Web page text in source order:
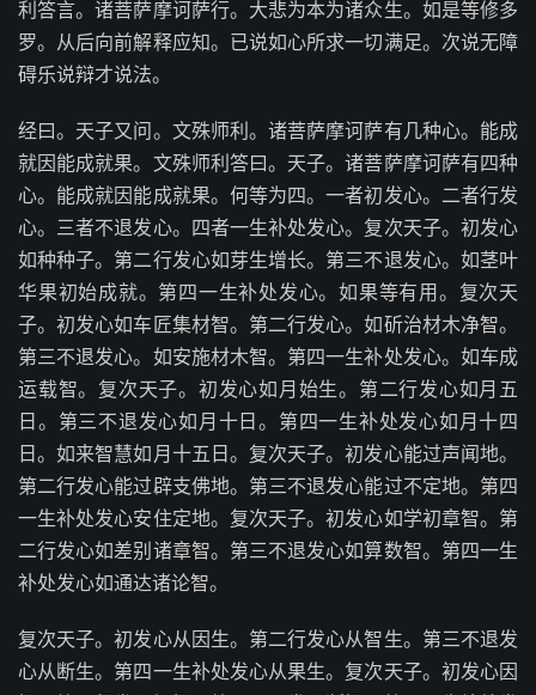
利答言。诸菩萨摩诃萨行。大悲为本为诸众生。如是等修多
罗。从后向前解释应知。已说如心所求一切满足。次说无障
碍乐说辩才说法。
经曰。天子又问。文殊师利。诸菩萨摩诃萨有几种心。能成
就因能成就果。文殊师利答曰。天子。诸菩萨摩诃萨有四种
心。能成就因能成就果。何等为四。一者初发心。二者行发
心。三者不退发心。四者一生补处发心。复次天子。初发心
如种种子。第二行发心如芽生增长。第三不退发心。如茎叶
华果初始成就。第四一生补处发心。如果等有用。复次天
子。初发心如车匠集材智。第二行发心。如斫治材木净智。
第三不退发心。如安施材木智。第四一生补处发心。如车成
运载智。复次天子。初发心如月始生。第二行发心如月五
日。第三不退发心如月十日。第四一生补处发心如月十四
日。如来智慧如月十五日。复次天子。初发心能过声闻地。
第二行发心能过辟支佛地。第三不退发心能过不定地。第四
一生补处发心安住定地。复次天子。初发心如学初章智。第
二行发心如差别诸章智。第三不退发心如算数智。第四一生
补处发心如通达诸论智。
复次天子。初发心从因生。第二行发心从智生。第三不退发
心从断生。第四一生补处发心从果生。复次天子。初发心因